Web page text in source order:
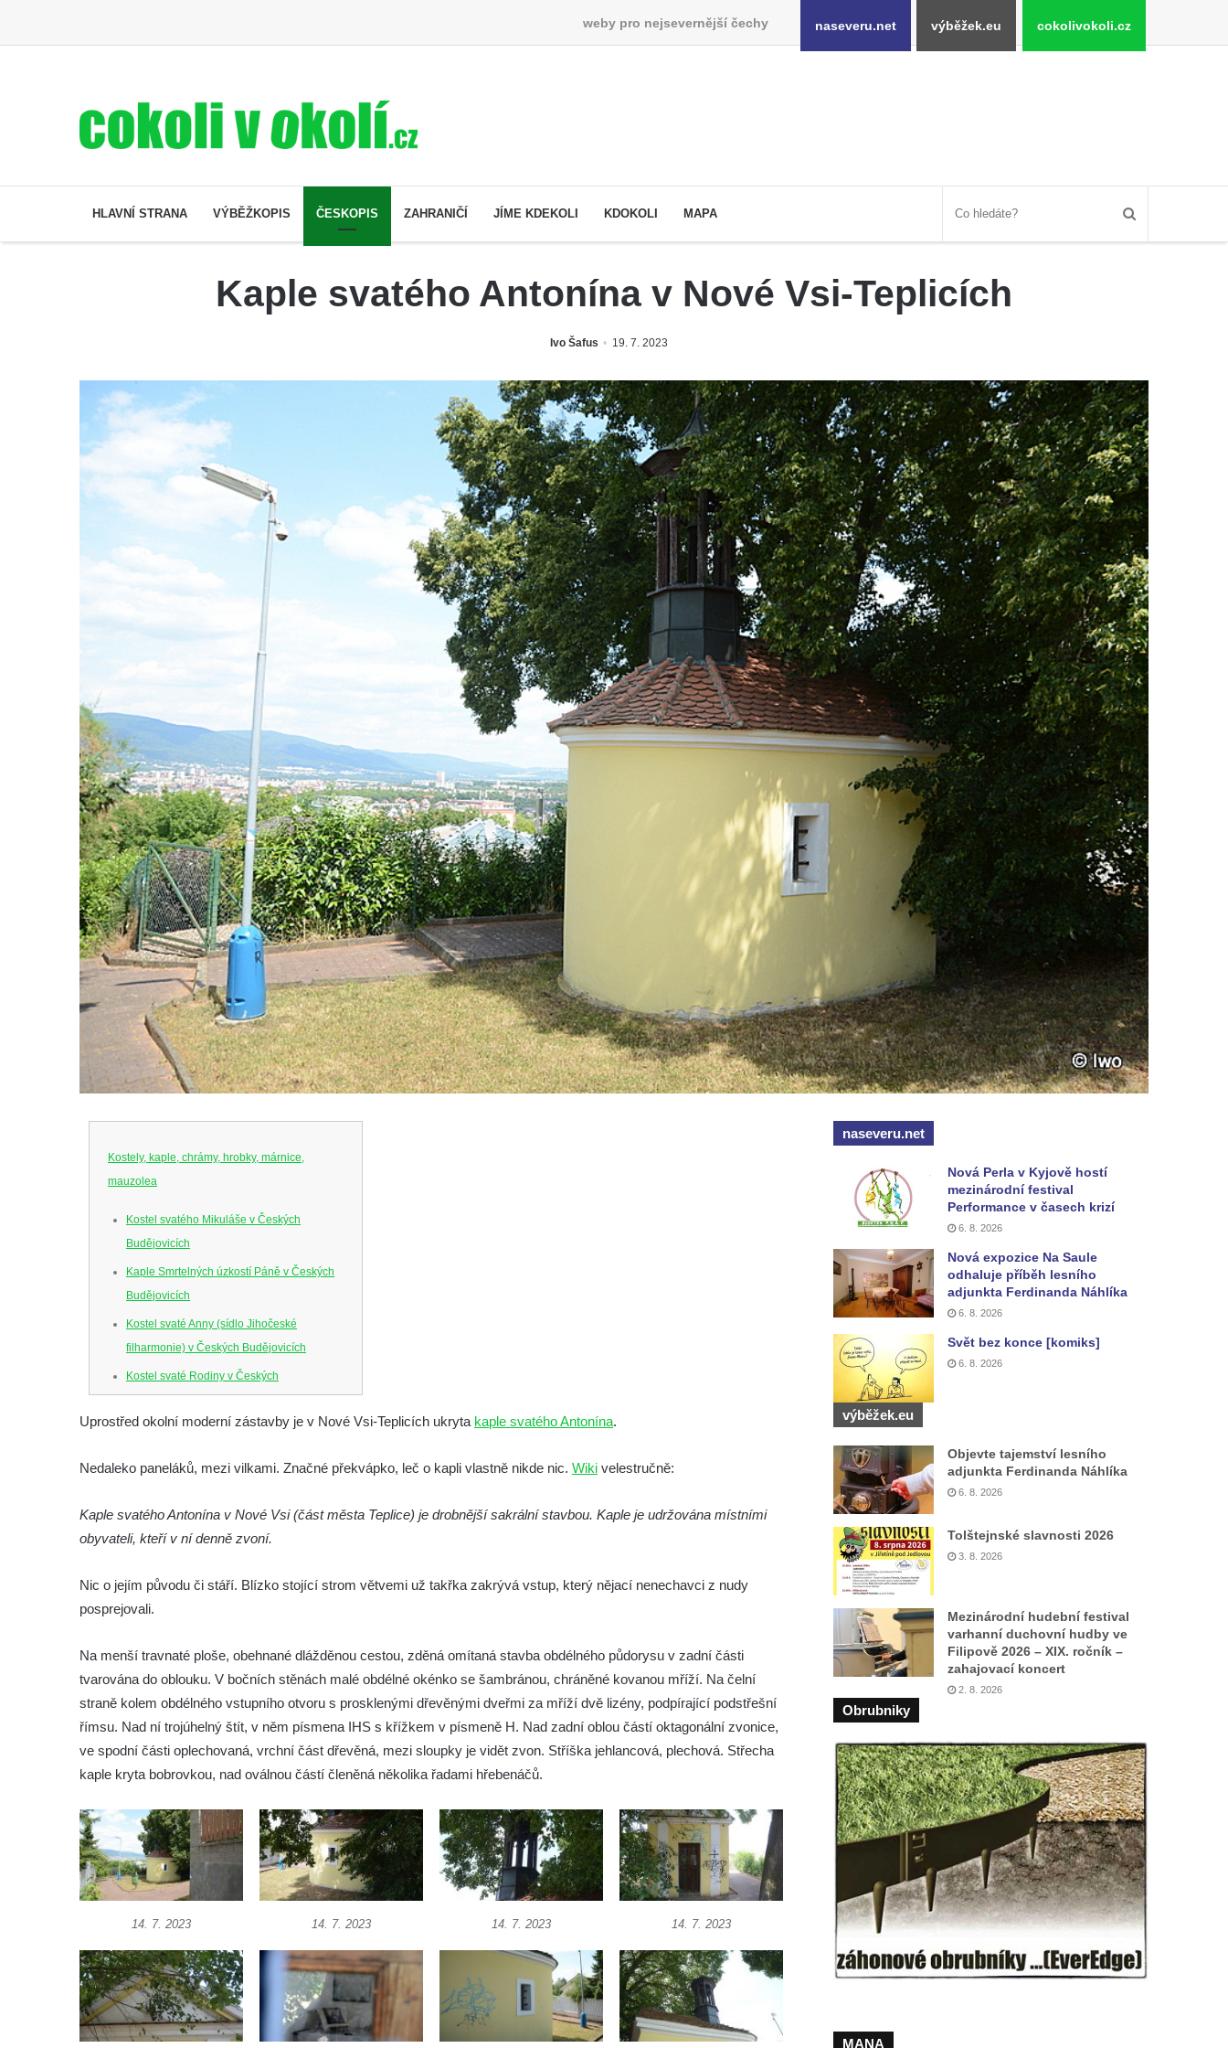
weby pro nejsevernější čechy naseveru.net výběžek.eu cokolivokoli.cz
HLAVNÍ STRANA VÝBĚŽKOPIS ČESKOPIS ZAHRANIČÍ JÍME KDEKOLI KDOKOLI MAPA
Kaple svatého Antonína v Nové Vsi-Teplicích
Ivo Šafus 19. 7. 2023
Kostely, kaple, chrámy, hrobky, márnice,
mauzolea
Kostel svatého Mikuláše v Českých
Budějovicích
Kaple Smrtelných úzkostí Páně v Českých
Budějovicích
Kostel svaté Anny (sídlo Jihočeské
filharmonie) v Českých Budějovicích
Kostel svaté Rodiny v Českých
Budějovicích
Kostel Obětování Panny Marie u kláštera
Kostel Všech svatých v Kamenném Újezdě
Kaple na křižovatce ulic Budějovická a
Dělnická v Kamenném Újezdě
náměstí J. V. Kamarýta ve Velešíně
Kaple na hřbitově ve Velešíně
Poutní areál Římov
Kostel svatého Ducha v poutním areálu
Římov
Křížová cesta Římov – XXV. kaple – Boží
Křížová cesta Římov – XXIV. kaple – Pieta
Křížová cesta Římov – XXIII. kaple –
Kalvárie
Křížová cesta Římov – XXI. kaple –
Popravní brána
Křížová cesta Římov – XX. kaple – Svatá
Veronika potkává Ježíše a utírá mu do své
Uprostřed okolní moderní zástavby je v Nové Vsi-Teplicích ukryta kaple svatého Antonína.
Nedaleko paneláků, mezi vilkami. Značné překvápko, leč o kapli vlastně nikde nic. Wiki velestručně:
Kaple svatého Antonína v Nové Vsi (část města Teplice) je drobnější sakrální stavbou. Kaple je udržována místními
obyvateli, kteří v ní denně zvoní.
Nic o jejím původu či stáří. Blízko stojící strom větvemi už takřka zakrývá vstup, který nějací nenechavci z nudy
posprejovali.
Na menší travnaté ploše, obehnané dlážděnou cestou, zděná omítaná stavba obdélného půdorysu v zadní části
tvarována do oblouku. V bočních stěnách malé obdélné okénko se šambránou, chráněné kovanou mříží. Na čelní
straně kolem obdélného vstupního otvoru s prosklenými dřevěnými dveřmi za mříží dvě lizény, podpírající podstřešní
římsu. Nad ní trojúhelný štít, v něm písmena IHS s křížkem v písmeně H. Nad zadní oblou částí oktagonální zvonice,
ve spodní části oplechovaná, vrchní část dřevěná, mezi sloupky je vidět zvon. Stříška jehlancová, plechová. Střecha
kaple kryta bobrovkou, nad oválnou částí členěná několika řadami hřebenáčů.
14. 7. 2023 14. 7. 2023 14. 7. 2023 14. 7. 2023
naseveru.net
Nová Perla v Kyjově hostí
mezinárodní festival
Performance v časech krizí
6. 8. 2026
Nová expozice Na Saule
odhaluje příběh lesního
adjunkta Ferdinanda Náhlíka
6. 8. 2026
Svět bez konce [komiks]
6. 8. 2026
výběžek.eu
Objevte tajemství lesního
adjunkta Ferdinanda Náhlíka
6. 8. 2026
Tolštejnské slavnosti 2026
3. 8. 2026
Mezinárodní hudební festival
varhanní duchovní hudby ve
Filipově 2026 – XIX. ročník –
zahajovací koncert
2. 8. 2026
Obrubniky
MANA